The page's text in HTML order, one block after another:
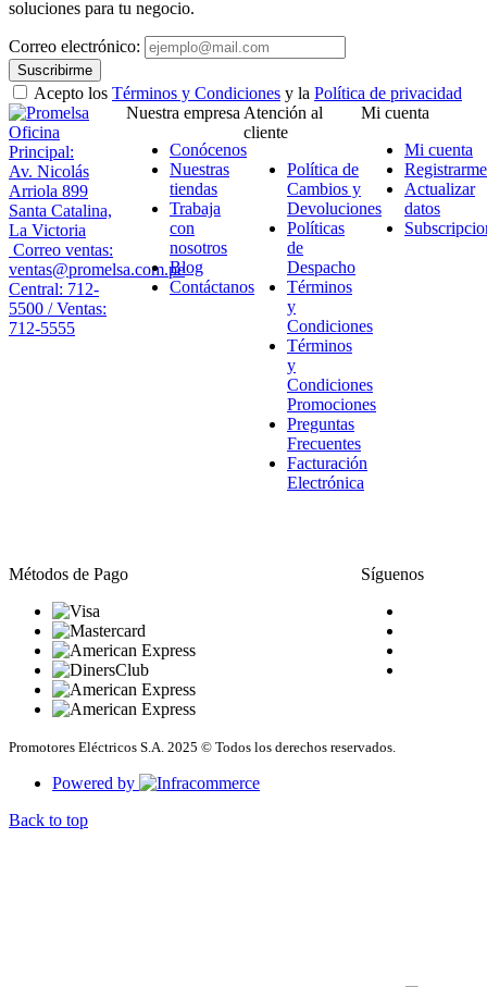
soluciones para tu negocio.
Correo electrónico:
Suscribirme
Acepto los Términos y Condiciones y la Política de privacidad
Oficina
Principal:
Av. Nicolás
Arriola 899
Santa Catalina,
La Victoria
Correo ventas:
ventas@promelsa.com.pe
Central: 712-
5500 / Ventas:
712-5555
Nuestra empresa
Conócenos
Nuestras
tiendas
Trabaja
con
nosotros
Blog
Contáctanos
Atención al
cliente
Política de
Cambios y
Devoluciones
Políticas
de
Despacho
Términos
y
Condiciones
Términos
y
Condiciones
Promociones
Preguntas
Frecuentes
Facturación
Electrónica
Mi cuenta
Mi cuenta
Registrarme
Actualizar
datos
Métodos de Pago Síguenos
Promotores Eléctricos S.A. 2025 © Todos los derechos reservados.
Powered by
Back to top